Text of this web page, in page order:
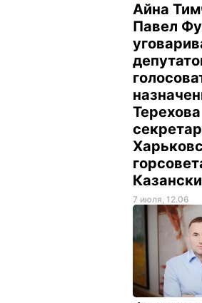
Айна
Павел
Терехова
7 июля, 12.06